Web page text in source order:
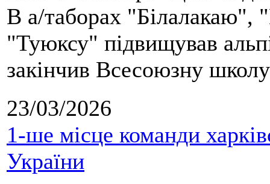
В а/таборах "Білалакаю",
"Туюксу" підвищував
закінчив Всесоюзну
23/03/2026
1-ше місце команди
України